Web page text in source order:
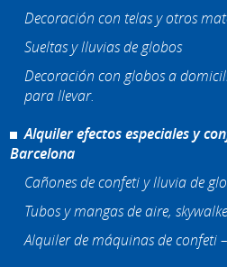
Decoración con telas y otros
Sueltas y lluvias de globos
Decoración con globos a
para llevar.
Alquiler efectos especiales y
Barcelona
Cañones de confeti y lluvia de
Tubos y mangas de aire,
Alquiler de máquinas de confeti